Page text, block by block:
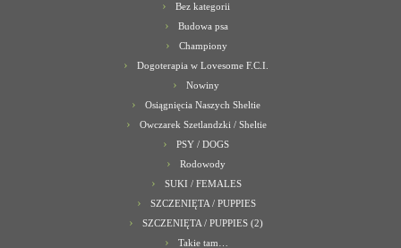
Bez kategorii
Budowa psa
Championy
Dogoterapia w Lovesome F.C.I.
Nowiny
Osiągnięcia Naszych Sheltie
Owczarek Szetlandzki / Sheltie
PSY / DOGS
Rodowody
SUKI / FEMALES
SZCZENIĘTA / PUPPIES
SZCZENIĘTA / PUPPIES (2)
Takie tam…